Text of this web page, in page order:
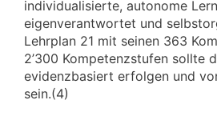
individualisierte, autonome
eigenverantwortet und
Lehrplan 21 mit seinen 363
2’300 Kompetenzstufen sollte
evidenzbasiert erfolgen und
sein.(4)